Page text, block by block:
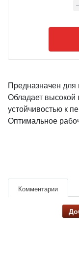
Предназначен для
Обладает высокой
устойчивостью к
Оптимальное
Комментарии